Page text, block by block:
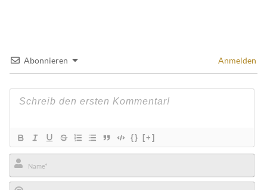
Abonnieren Anmelden
{} [+]
Name*